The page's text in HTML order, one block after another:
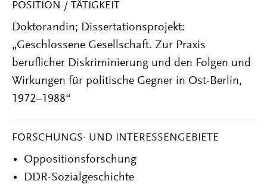
POSITION / TÄTIGKEIT
Doktorandin; Dissertationsprojekt:
„Geschlossene Gesellschaft. Zur Praxis
beruflicher Diskriminierung und den Folgen und
Wirkungen für politische Gegner in Ost-Berlin,
1972–1988“
FORSCHUNGS- UND INTERESSENGEBIETE
Oppositionsforschung
DDR-Sozialgeschichte